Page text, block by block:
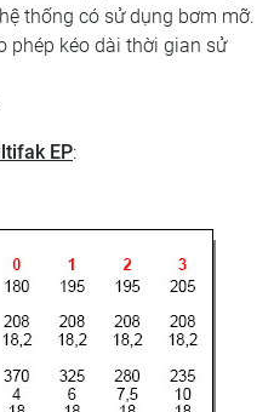
thống có sử dụng bơm mỡ.
phép kéo dài thời gian sử
EP: